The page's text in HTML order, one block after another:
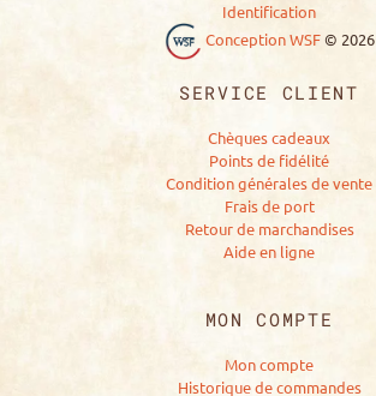
Identification
Conception WSF© 2026
SERVICE CLIENT
Chèques cadeaux
Points de fidélité
Condition générales de vente
Frais de port
Retour de marchandises
Aide en ligne
MON COMPTE
Mon compte
Historique de commandes